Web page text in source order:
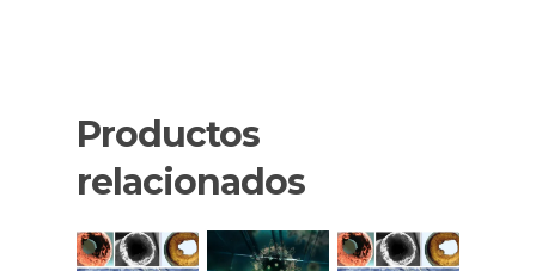
Productos
relacionados